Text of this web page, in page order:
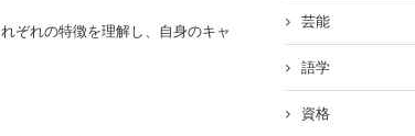
ぞれの特徴を理解し、自身のキャ
芸能
語学
資格